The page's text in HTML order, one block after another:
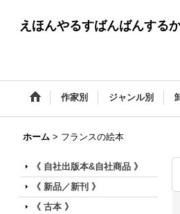
えほんやるすばんばんする
作家別 ジャンル別
ホーム > フランスの絵本
《 自社出版本&自社商品 》
《 新品／新刊 》
《 古本 》